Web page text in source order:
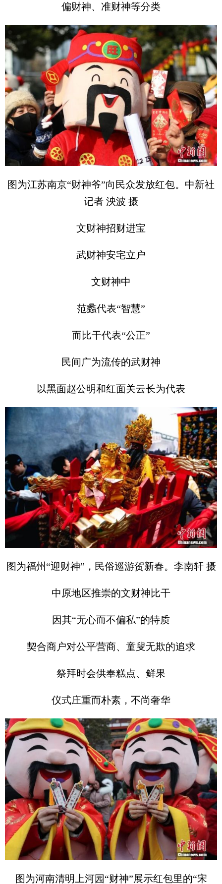
偏财神、准财神等分类
图为江苏南京“财神爷”向民众发放红包。中新社
记者 泱波 摄
文财神招财进宝
武财神安宅立户
文财神中
范蠡代表“智慧”
而比干代表“公正”
民间广为流传的武财神
以黑面赵公明和红面关云长为代表
图为福州“迎财神”，民俗巡游贺新春。李南轩 摄
中原地区推崇的文财神比干
因其“无心而不偏私”的特质
契合商户对公平营商、童叟无欺的追求
祭拜时会供奉糕点、鲜果
仪式庄重而朴素，不尚奢华
图为河南清明上河园“财神”展示红包里的“宋